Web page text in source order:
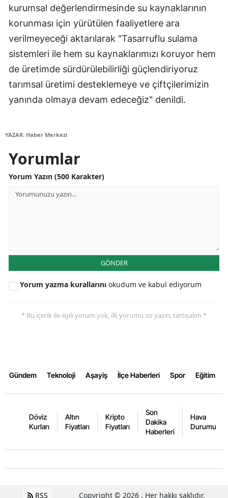
Van
Yozgat
Zonguldak
Aksaray
Iğdır
Yalova
Düzce
kurumsal değerlendirmesinde su kaynaklarının
korunması için yürütülen faaliyetlere ara
verilmeyeceği aktarılarak "Tasarruflu sulama
sistemleri ile hem su kaynaklarımızı koruyor hem
de üretimde sürdürülebilirliği güçlendiriyoruz
tarımsal üretimi desteklemeye ve çiftçilerimizin
yanında olmaya devam edeceğiz" denildi.
YAZAR: Haber Merkezi
Yorumlar
Yorum Yazın (500 Karakter)
GÖNDER
Yorum yazma kurallarını okudum ve kabul ediyorum
* Bu içerik ile ilgili yorum yok, ilk yorumu siz yazın, tartışalım *
Gündem Teknoloji Aşayiş İlçe Haberleri Spor Eğitim
Döviz
Kurları
Altın
Fiyatları
Kripto
Fiyatları
Son
Dakika
Haberleri
Hava
Durumu
RSS Copyright © 2026 . Her hakkı saklıdır.